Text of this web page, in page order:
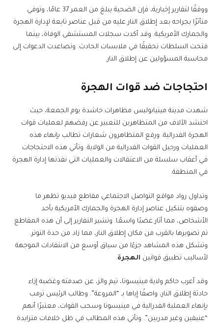
ووفقًا لتقارير إخبارية، فإن الضحية يبلغ من العمر 37 عامًا، وتوفي
متأثرًا بجراحه بعد إطلاق النار عليه من قبل عناصر تابعة لإدارة الهجرة
والجمارك الأمريكية. وقد أكدت سجلات المستشفى الوفاة، بينما
فتحت السلطات تحقيقًا في ملابسات الحادث. وتصاعدت الدعوات إلى
محاسبة المسؤولين عن إطلاق النار.
احتجاجات ضد قوات الهجرة
شهدت مدينة مينيابوليس مظاهرات حاشدة يوم الجمعة، حيث
احتشد الآلاف من المتظاهرين للتعبير عن رفضهم لعمليات قوات
الهجرة الفدرالية. ورفع المتظاهرون شعارات تطالب بإنهاء هذه
العمليات ورحيل القوات الفدرالية من الولاية. وتأتي هذه الاحتجاجات
في أعقاب سلسلة من الاعتقالات والعمليات التي نفذتها إدارة الهجرة
في المنطقة.
وتداول رواد مواقع التواصل الاجتماعي مقاطع فيديو تظهر ما
وصفوه بتنكيل عناصر إدارة الهجرة والجمارك الأمريكية بأحد
الأشخاص، مما أثار غضبًا واسعًا. وتشير التقارير إلى أن هذه المقاطع
تم تصويرها بالقرب من مكان إطلاق النار، مما زاد من حدة التوتر.
وتشكل هذه المشاهد جزءًا من سياق أوسع من الانتقادات الموجهة
لأساليب تطبيق قوانين الهجرة.
وقد أعرب حاكم ولاية مينيسوتا، تيم والز، عن صدمته وغضبه إزاء
حادثة إطلاق النار، واصفًا إياها بـ “المروعة”. وطالب الرئيس ترمب
بإنهاء العملية الفدرالية في مينيسوتا وسحب القوات، معتبرًا أنهم
“عنيفين وغير مدربين”. وتأتي هذه المطالب في ظل خلافات متزايدة